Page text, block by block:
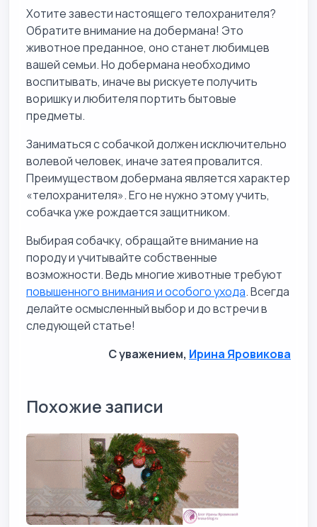
Хотите завести настоящего телохранителя?
Обратите внимание на добермана! Это
животное преданное, оно станет любимцев
вашей семьи. Но добермана необходимо
воспитывать, иначе вы рискуете получить
воришку и любителя портить бытовые
предметы.
Заниматься с собачкой должен исключительно
волевой человек, иначе затея провалится.
Преимуществом добермана является характер
«телохранителя». Его не нужно этому учить,
собачка уже рождается защитником.
Выбирая собачку, обращайте внимание на
породу и учитывайте собственные
возможности. Ведь многие животные требуют
повышенного внимания и особого ухода. Всегда
делайте осмысленный выбор и до встречи в
следующей статье!
С уважением, Ирина Яровикова
Похожие записи